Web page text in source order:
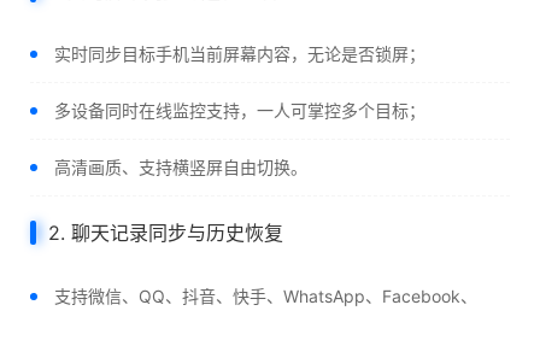
实时同步目标手机当前屏幕内容，无论是否锁屏；
多设备同时在线监控支持，一人可掌控多个目标；
高清画质、支持横竖屏自由切换。
2. 聊天记录同步与历史恢复
支持微信、QQ、抖音、快手、WhatsApp、Facebook、